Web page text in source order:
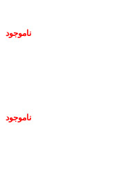
ناموجود
ناموجود